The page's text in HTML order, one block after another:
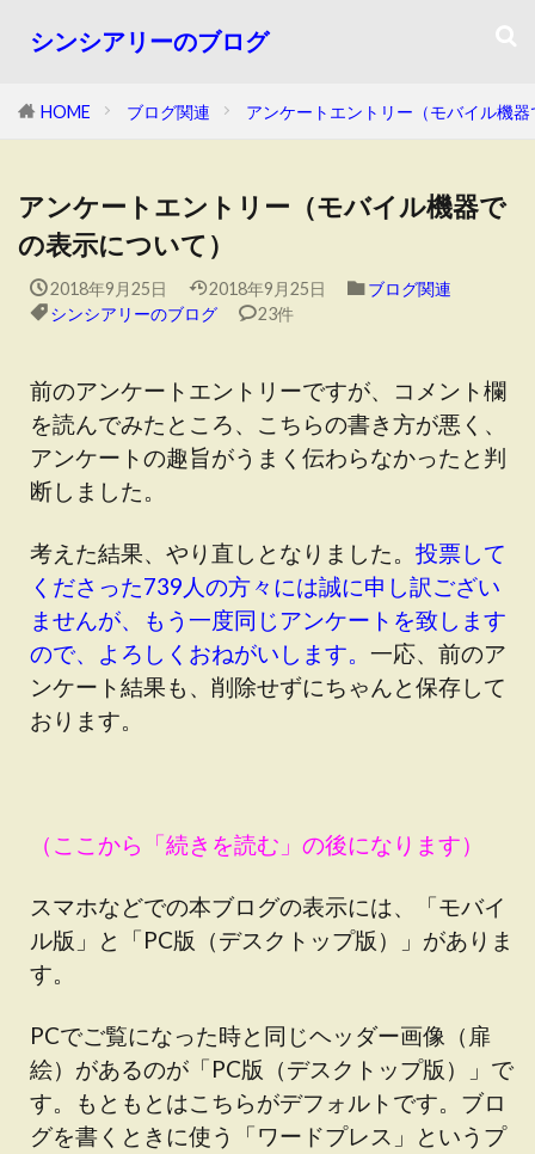
シンシアリーのブログ
HOME ブログ関連 アンケートエントリー（モバイル機
アンケートエントリー（モバイル機器で
の表示について）
2018年9月25日 2018年9月25日
ブログ関連
シンシアリーのブログ
23件
前のアンケートエントリーですが、コメント欄
を読んでみたところ、こちらの書き方が悪く、
アンケートの趣旨がうまく伝わらなかったと判
断しました。
考えた結果、やり直しとなりました。 投票して
くださった739人の方々には誠に申し訳ござい
ませんが、もう一度同じアンケートを致します
ので、よろしくおねがいします。 一応、前のア
ンケート結果も、削除せずにちゃんと保存して
おります。
（ここから「続きを読む」の後になります）
スマホなどでの本ブログの表示には、「モバイ
ル版」と「PC版（デスクトップ版）」がありま
す。
PCでご覧になった時と同じヘッダー画像（扉
絵）があるのが「PC版（デスクトップ版）」で
す。もともとはこちらがデフォルトです。ブロ
グを書くときに使う「ワードプレス」というプ